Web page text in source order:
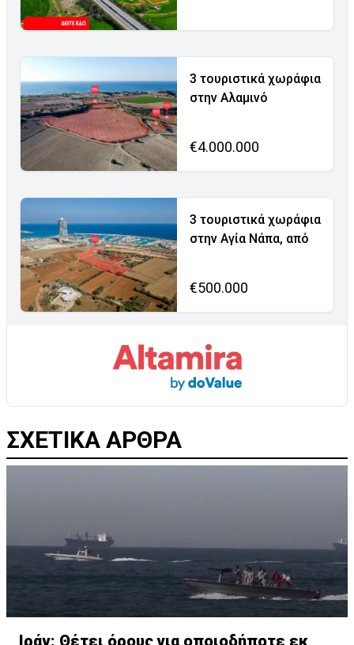
3 τουριστικά χωράφια
στην Αλαμινό
€4.000.000
3 τουριστικά χωράφια
στην Αγία Νάπα, από
€500.000
ΣΧΕΤΙΚΑ ΑΡΘΡΑ